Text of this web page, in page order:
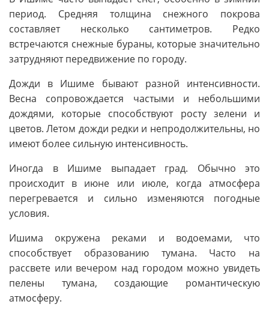
период. Средняя толщина снежного покрова
составляет несколько сантиметров. Редко
встречаются снежные бураны, которые значительно
затрудняют передвижение по городу.
Дожди в Ишиме бывают разной интенсивности.
Весна сопровождается частыми и небольшими
дождями, которые способствуют росту зелени и
цветов. Летом дожди редки и непродолжительны, но
имеют более сильную интенсивность.
Иногда в Ишиме выпадает град. Обычно это
происходит в июне или июле, когда атмосфера
перегревается и сильно изменяются погодные
условия.
Ишима окружена реками и водоемами, что
способствует образованию тумана. Часто на
рассвете или вечером над городом можно увидеть
пелены тумана, создающие романтическую
атмосферу.